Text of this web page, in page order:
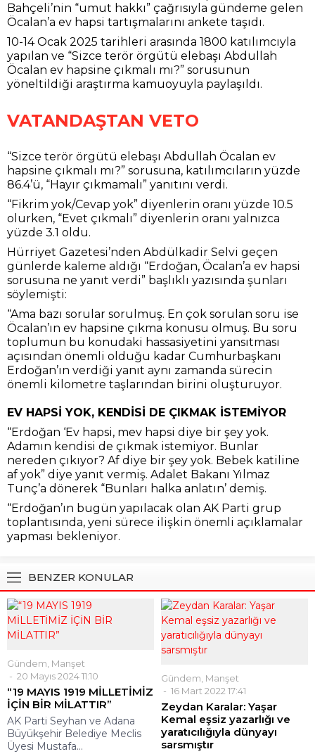
Bahçeli’nin “umut hakkı” çağrısıyla gündeme gelen
Öcalan’a ev hapsi tartışmalarını ankete taşıdı.
10-14 Ocak 2025 tarihleri arasında 1800 katılımcıyla
yapılan ve “Sizce terör örgütü elebaşı Abdullah
Öcalan ev hapsine çıkmalı mı?” sorusunun
yöneltildiği araştırma kamuoyuyla paylaşıldı.
VATANDAŞTAN VETO
“Sizce terör örgütü elebaşı Abdullah Öcalan ev
hapsine çıkmalı mı?” sorusuna, katılımcıların yüzde
86.4’ü, “Hayır çıkmamalı” yanıtını verdi.
“Fikrim yok/Cevap yok” diyenlerin oranı yüzde 10.5
olurken, “Evet çıkmalı” diyenlerin oranı yalnızca
yüzde 3.1 oldu.
Hürriyet Gazetesi’nden Abdülkadir Selvi geçen
günlerde kaleme aldığı “Erdoğan, Öcalan’a ev hapsi
sorusuna ne yanıt verdi” başlıklı yazısında şunları
söylemişti:
“Ama bazı sorular sorulmuş. En çok sorulan soru ise
Öcalan’ın ev hapsine çıkma konusu olmuş. Bu soru
toplumun bu konudaki hassasiyetini yansıtması
açısından önemli olduğu kadar Cumhurbaşkanı
Erdoğan’ın verdiği yanıt aynı zamanda sürecin
önemli kilometre taşlarından birini oluşturuyor.
EV HAPSİ YOK, KENDİSİ DE ÇIKMAK İSTEMİYOR
“Erdoğan ‘Ev hapsi, mev hapsi diye bir şey yok.
Adamın kendisi de çıkmak istemiyor. Bunlar
nereden çıkıyor? Af diye bir şey yok. Bebek katiline
af yok” diye yanıt vermiş. Adalet Bakanı Yılmaz
Tunç’a dönerek “Bunları halka anlatın’ demiş.
“Erdoğan’ın bugün yapılacak olan AK Parti grup
toplantısında, yeni sürece ilişkin önemli açıklamalar
yapması bekleniyor.
BENZER KONULAR
Gündem Manşet
20 Mayıs 2024 11:10
“19 MAYIS 1919 MİLLETİMİZ
İÇİN BİR MİLATTIR”
AK Parti Seyhan ve Adana
Büyükşehir Belediye Meclis
Üyesi Mustafa...
Gündem Manşet
16 Mart 2022 17:41
Zeydan Karalar: Yaşar
Kemal eşsiz yazarlığı ve
yaratıcılığıyla dünyayı
sarsmıştır